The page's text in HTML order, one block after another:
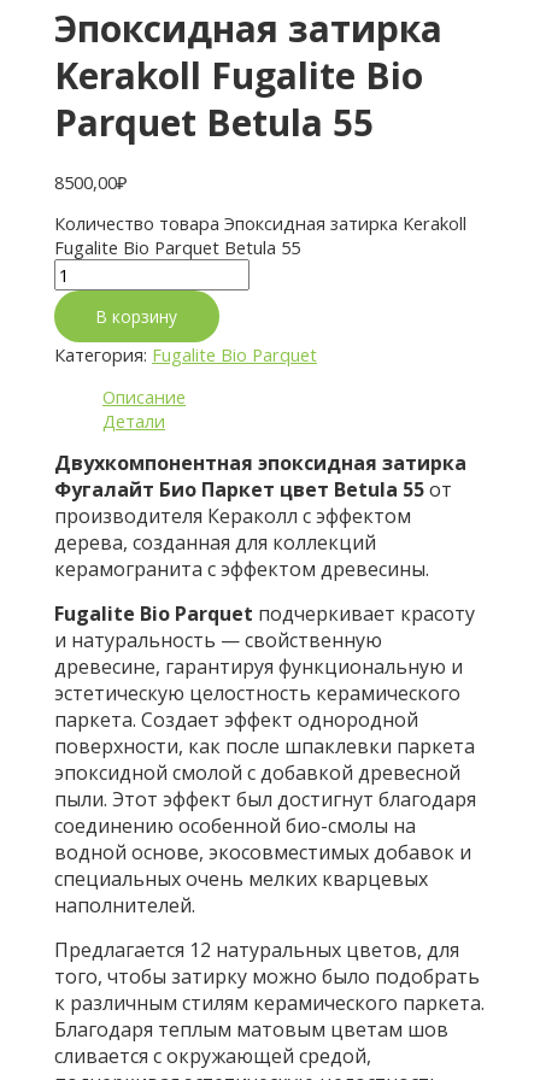
Эпоксидная затирка
Kerakoll Fugalite Bio
Parquet Betula 55
8500,00₽
Количество товара Эпоксидная затирка Kerakoll
Fugalite Bio Parquet Betula 55
В корзину
Категория: Fugalite Bio Parquet
Описание
Детали
Двухкомпонентная эпоксидная затирка
Фугалайт Био Паркет цвет Betula 55от
производителя Кераколл с эффектом
дерева, созданная для коллекций
керамогранита с эффектом древесины.
Fugalite Bio Parquet подчеркивает красоту
и натуральность — свойственную
древесине, гарантируя функциональную и
эстетическую целостность керамического
паркета. Создает эффект однородной
поверхности, как после шпаклевки паркета
эпоксидной смолой с добавкой древесной
пыли. Этот эффект был достигнут благодаря
соединению особенной био-смолы на
водной основе, экосовместимых добавок и
специальных очень мелких кварцевых
наполнителей.
Предлагается 12 натуральных цветов, для
того, чтобы затирку можно было подобрать
к различным стилям керамического паркета.
Благодаря теплым матовым цветам шов
сливается с окружающей средой,